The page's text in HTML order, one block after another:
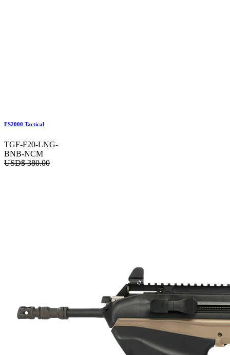
FS2000 Tactical
TGF-F20-LNG-
BNB-NCM
USD$380.00